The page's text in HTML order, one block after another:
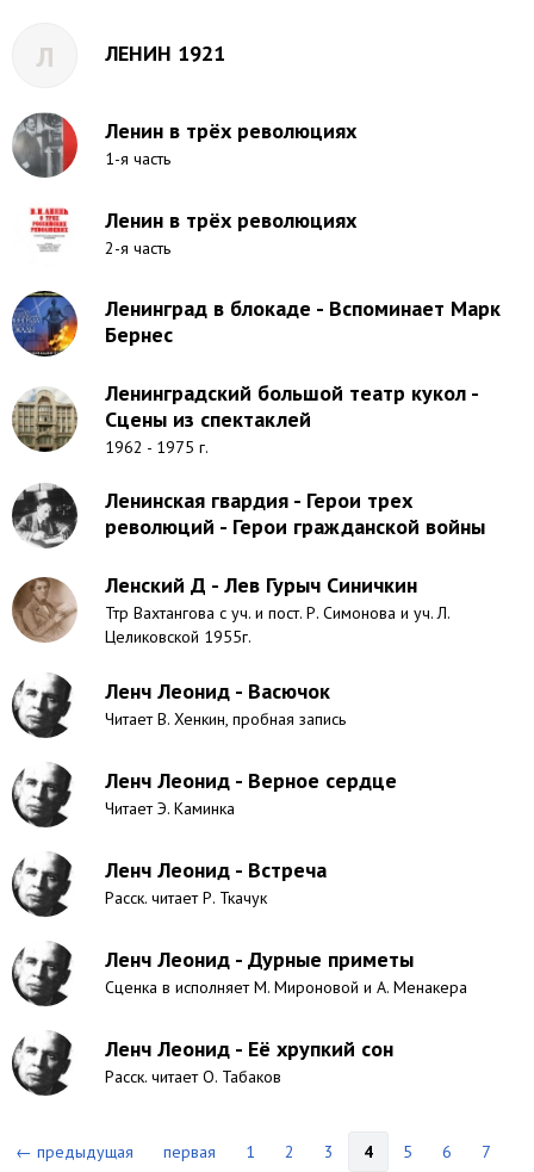
Л ЛЕНИН 1921
Ленин в трёх революциях
1-я часть
Ленин в трёх революциях
2-я часть
Ленинград в блокаде - Вспоминает Марк
Бернес
Ленинградский большой театр кукол -
Сцены из спектаклей
1962 - 1975 г.
Ленинская гвардия - Герои трех
революций - Герои гражданской войны
Ленский Д - Лев Гурыч Синичкин
Ттр Вахтангова с уч. и пост. Р. Симонова и уч. Л.
Целиковской 1955г.
Ленч Леонид - Васючок
Читает В. Хенкин, пробная запись
Ленч Леонид - Верное сердце
Читает Э. Каминка
Ленч Леонид - Встреча
Расск. читает Р. Ткачук
Ленч Леонид - Дурные приметы
Сценка в исполняет М. Мироновой и А. Менакера
Ленч Леонид - Её хрупкий сон
Расск. читает О. Табаков
← предыдущая первая 1 2 3 4 5 6 7